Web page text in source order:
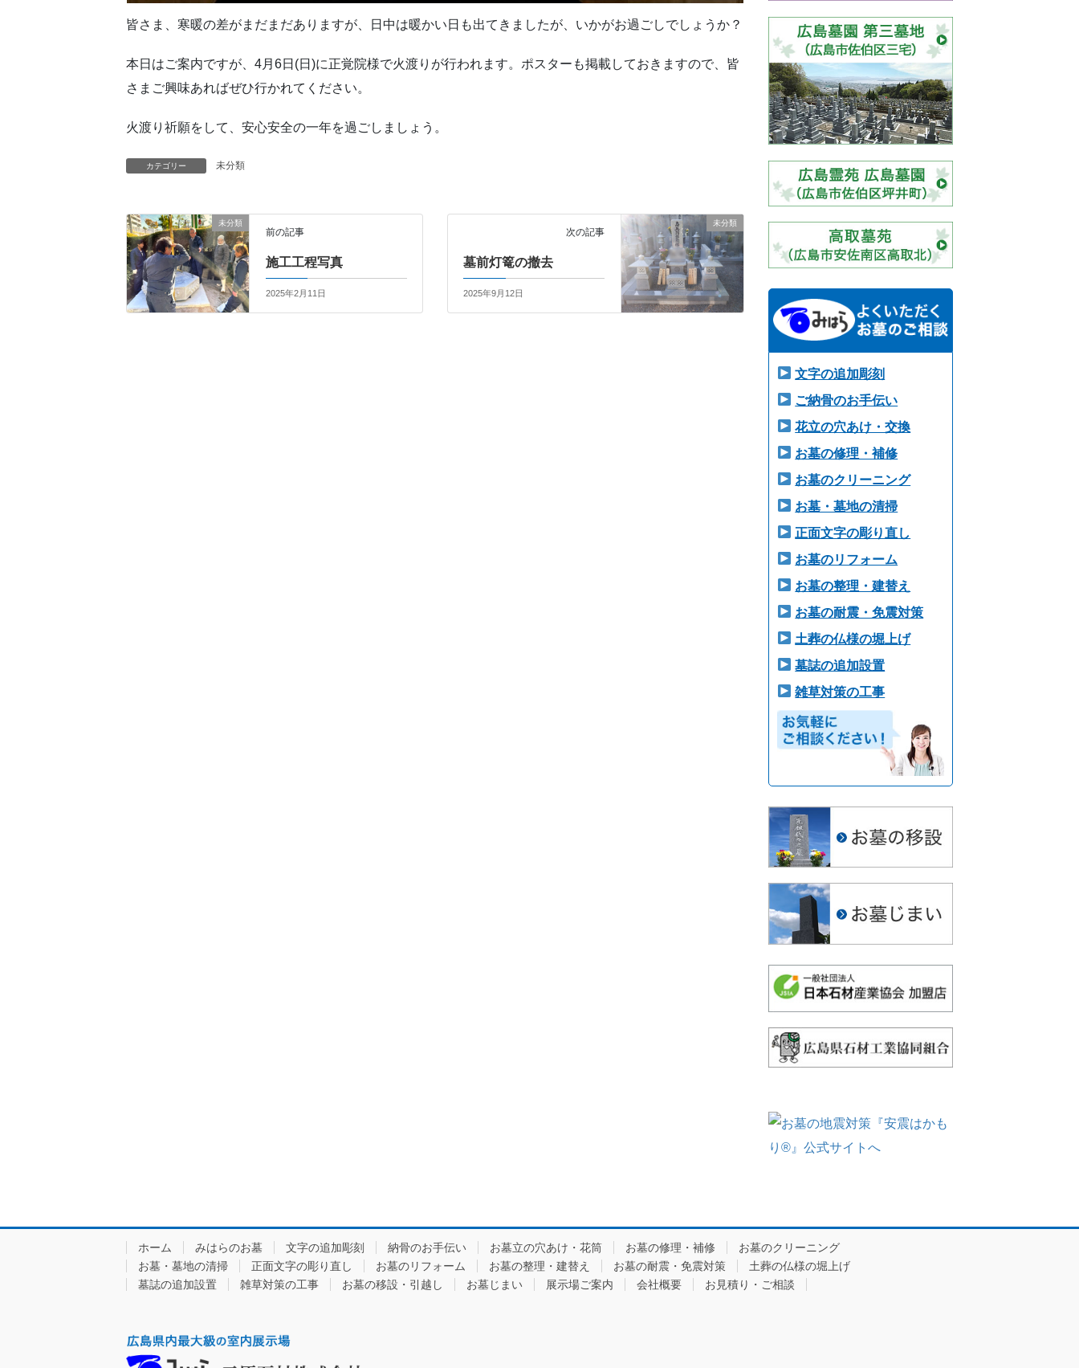
皆さま、寒暖の差がまだまだありますが、日中は暖かい日も出てきましたが、いかがお過ごしでしょうか？
本日はご案内ですが、4月6日(日)に正覚院様で火渡りが行われます。ポスターも掲載しておきますので、皆
さまご興味あればぜひ行かれてください。
火渡り祈願をして、安心安全の一年を過ごしましょう。
カテゴリー 未分類
未分類
前の記事
施工工程写真
2025年2月11日
未分類
次の記事
墓前灯篭の撤去
2025年9月12日
文字の追加彫刻
ご納骨のお手伝い
花立の穴あけ・交換
お墓の修理・補修
お墓のクリーニング
お墓・墓地の清掃
正面文字の彫り直し
お墓のリフォーム
お墓の整理・建替え
お墓の耐震・免震対策
土葬の仏様の堀上げ
墓誌の追加設置
雑草対策の工事
ホーム みはらのお墓 文字の追加彫刻 納骨のお手伝い お墓立の穴あけ・花筒 お墓の修理・補修
お墓のクリーニング
お墓・墓地の清掃
正面文字の彫り直し お墓のリフォーム お墓の整理・建替え お墓の耐震・免震対策
土葬の仏様の堀上げ
墓誌の追加設置
雑草対策の工事 お墓の移設・引越し お墓じまい 展示場ご案内 会社概要 お見積り・ご相談